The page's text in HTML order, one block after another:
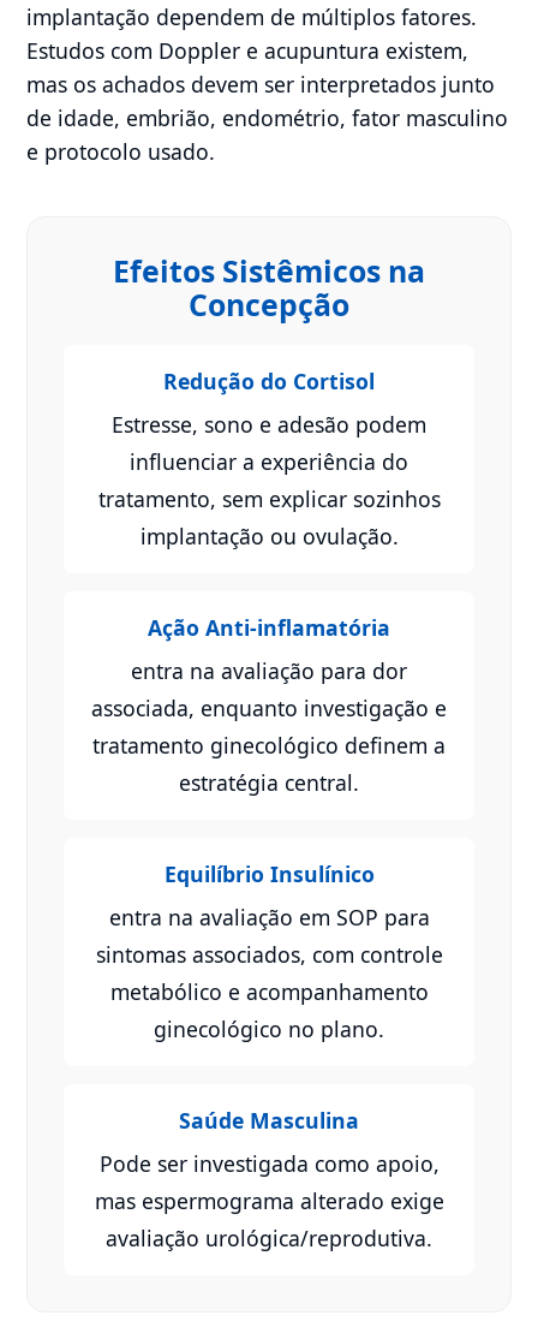
implantação dependem de múltiplos fatores.
Estudos com Doppler e acupuntura existem,
mas os achados devem ser interpretados junto
de idade, embrião, endométrio, fator masculino
e protocolo usado.
Efeitos Sistêmicos na
Concepção
Redução do Cortisol
Estresse, sono e adesão podem
influenciar a experiência do
tratamento, sem explicar sozinhos
implantação ou ovulação.
Ação Anti-inflamatória
entra na avaliação para dor
associada, enquanto investigação e
tratamento ginecológico definem a
estratégia central.
Equilíbrio Insulínico
entra na avaliação em SOP para
sintomas associados, com controle
metabólico e acompanhamento
ginecológico no plano.
Saúde Masculina
Pode ser investigada como apoio,
mas espermograma alterado exige
avaliação urológica/reprodutiva.